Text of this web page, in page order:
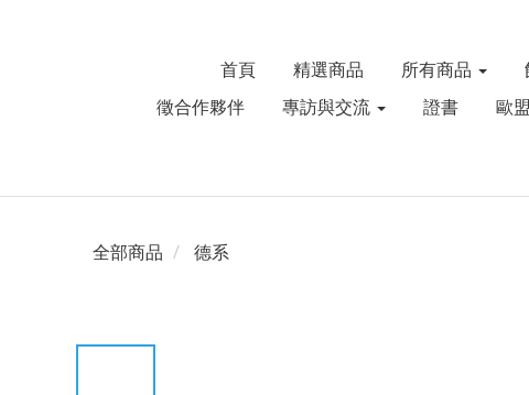
首頁 精選商品 所有商品
徵合作夥伴
專訪與交流 證書 歐
全部商品 德系